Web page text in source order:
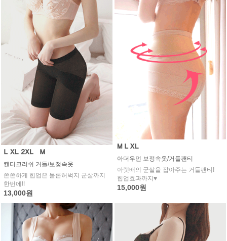
캔디크러쉬 거들/보정속옷
쫀쫀하게 힙업은 물론허벅지 군살까지
한번에!!
13,000원
아더우먼 보정속옷/거들팬티
아랫배의 군살을 잡아주는 거들팬티!
힙업효과까지♥
15,000원